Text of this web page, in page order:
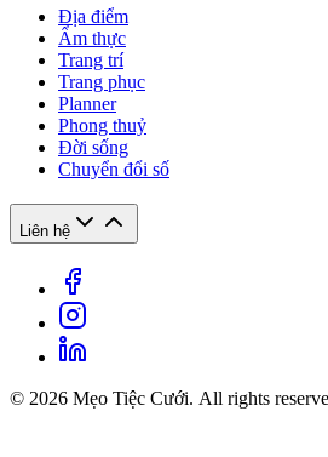
Địa điểm
Ẩm thực
Trang trí
Trang phục
Planner
Phong thuỷ
Đời sống
Chuyển đổi số
Liên hệ
© 2026 Mẹo Tiệc Cưới. All rights